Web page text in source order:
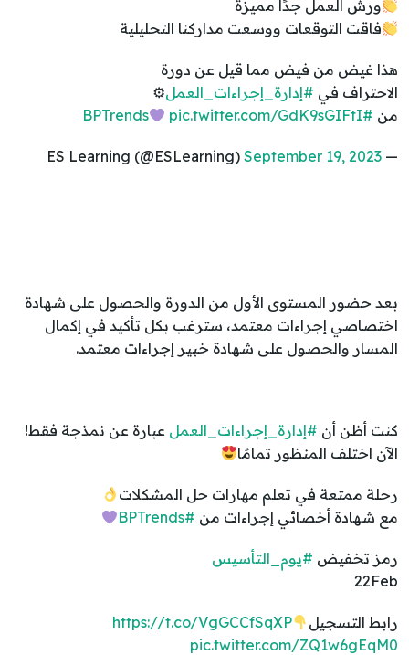
ورش العمل جدًا مميزة
فاقت التوقعات ووسعت مداركنا التحليلية
هذا غيض من فيض مما قيل عن دورة
الاحتراف في #إدارة_إجراءات_العمل⚙
من #BPTrends
pic.twitter.com/GdK9sGIFtI
— ES Learning (@ESLearning)
September 19, 2023
بعد حضور المستوى الأول من الدورة والحصول على شهادة
اختصاصي إجراءات معتمد، سترغب بكل تأكيد في إكمال
المسار والحصول على شهادة خبير إجراءات معتمد.
كنت أظن أن #إدارة_إجراءات_العمل عبارة عن نمذجة فقط!
الآن اختلف المنظور تمامًا
رحلة ممتعة في تعلم مهارات حل المشكلات
مع شهادة أخصائي إجراءات من #BPTrends
رمز تخفيض #يوم_التأسيس
22Feb
رابط التسجيل
https://t.co/VgGCCfSqXP
pic.twitter.com/ZQ1w6gEqM0